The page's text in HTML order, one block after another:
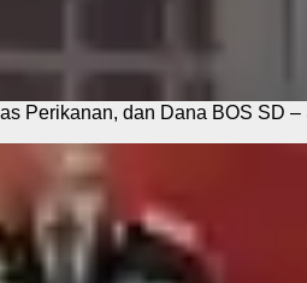
Perikanan, dan Dana BOS SD